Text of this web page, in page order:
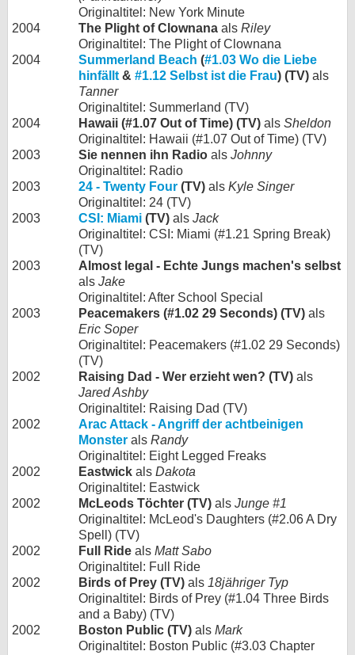
Originaltitel: New York Minute
2004
The Plight of Clownana als Riley
Originaltitel: The Plight of Clownana
2004
Summerland Beach (#1.03 Wo die Liebe
hinfällt & #1.12 Selbst ist die Frau) (TV) als
Tanner
Originaltitel: Summerland (TV)
2004
Hawaii (#1.07 Out of Time) (TV) als Sheldon
Originaltitel: Hawaii (#1.07 Out of Time) (TV)
2003
Sie nennen ihn Radio als Johnny
Originaltitel: Radio
2003
24 - Twenty Four (TV) als Kyle Singer
Originaltitel: 24 (TV)
2003
CSI: Miami (TV) als Jack
Originaltitel: CSI: Miami (#1.21 Spring Break)
(TV)
2003
Almost legal - Echte Jungs machen's selbst
als Jake
Originaltitel: After School Special
2003
Peacemakers (#1.02 29 Seconds) (TV) als
Eric Soper
Originaltitel: Peacemakers (#1.02 29 Seconds)
(TV)
2002
Raising Dad - Wer erzieht wen? (TV) als
Jared Ashby
Originaltitel: Raising Dad (TV)
2002
Arac Attack - Angriff der achtbeinigen
Monster als Randy
Originaltitel: Eight Legged Freaks
2002
Eastwick als Dakota
Originaltitel: Eastwick
2002
McLeods Töchter (TV) als Junge #1
Originaltitel: McLeod's Daughters (#2.06 A Dry
Spell) (TV)
2002
Full Ride als Matt Sabo
Originaltitel: Full Ride
2002
Birds of Prey (TV) als 18jähriger Typ
Originaltitel: Birds of Prey (#1.04 Three Birds
and a Baby) (TV)
2002
Boston Public (TV) als Mark
Originaltitel: Boston Public (#3.03 Chapter